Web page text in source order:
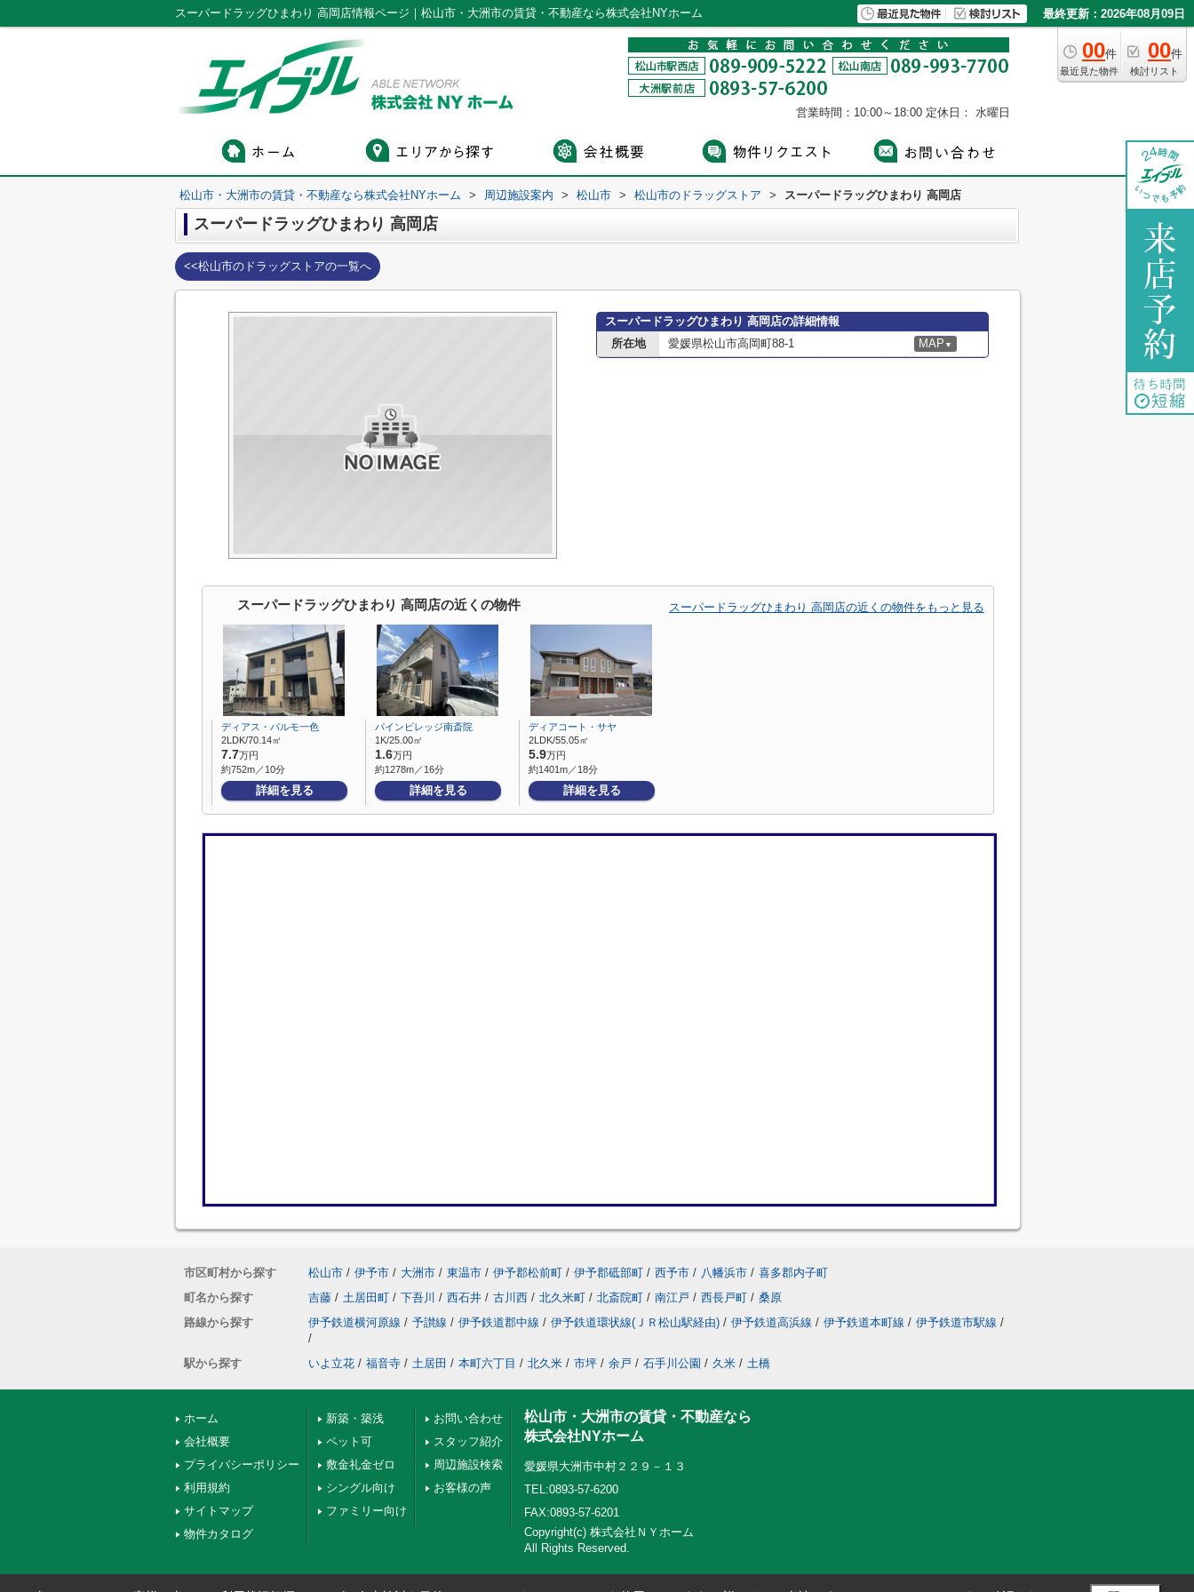
スーパードラッグひまわり 高岡店情報ページ｜松山市・大洲市の賃貸・不動産なら株式会社NYホーム 最終更新：2026年08月09日
00件
最近見た物件
00件
検討リスト
営業時間：10:00～18:00 定休日： 水曜日
松山市・大洲市の賃貸・不動産なら株式会社NYホーム > 周辺施設案内 > 松山市 > 松山市のドラッグストア > スーパードラッグひまわり 高岡店
スーパードラッグひまわり 高岡店
<<松山市のドラッグストアの一覧へ
スーパードラッグひまわり 高岡店の詳細情報
所在地
愛媛県松山市高岡町88-1 MAP ▼
スーパードラッグひまわり 高岡店の近くの物件 スーパードラッグひまわり 高岡店の近くの物件をもっと見る
ディアス・パルモ一色
2LDK/70.14㎡
7.7万円
約752m／10分
詳細を見る
パインビレッジ南斎院
1K/25.00㎡
1.6万円
約1278m／16分
詳細を見る
ディアコート・サヤ
2LDK/55.05㎡
5.9万円
約1401m／18分
詳細を見る
市区町村から探す 松山市 / 伊予市 / 大洲市 / 東温市 / 伊予郡松前町 / 伊予郡砥部町 / 西予市 / 八幡浜市 / 喜多郡内子町
町名から探す
吉藤 / 土居田町 / 下吾川 / 西石井 / 古川西 / 北久米町 / 北斎院町 / 南江戸 / 西長戸町 / 桑原
路線から探す
伊予鉄道横河原線 / 予讃線 / 伊予鉄道郡中線 / 伊予鉄道環状線(ＪＲ松山駅経由) / 伊予鉄道高浜線 / 伊予鉄道本町線 / 伊予鉄道市駅線 /
/
駅から探す
いよ立花 / 福音寺 / 土居田 / 本町六丁目 / 北久米 / 市坪 / 余戸 / 石手川公園 / 久米 / 土橋
ホーム
会社概要
プライバシーポリシー
利用規約
サイトマップ
物件カタログ
新築・築浅
ペット可
敷金礼金ゼロ
シングル向け
ファミリー向け
お問い合わせ
スタッフ紹介
周辺施設検索
お客様の声
松山市・大洲市の賃貸・不動産なら
株式会社NYホーム
愛媛県大洲市中村２２９－１３
TEL:0893-57-6200
FAX:0893-57-6201
Copyright(c) 株式会社ＮＹホーム
All Rights Reserved.